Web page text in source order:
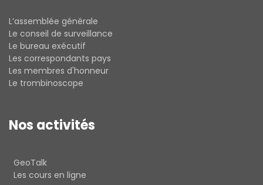
L’assemblée générale
Le conseil de surveillance
Le bureau exécutif
Les correspondants pays
Les membres d'honneur
Le trombinoscope
Nos activités
GeoTalk
Les cours en ligne